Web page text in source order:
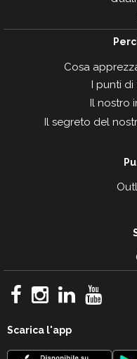
Cosa
I punti di
Il nostro
Il segreto del
Scarica l'app